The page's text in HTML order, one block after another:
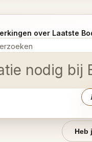
over Laatste
nodig bij
Heb